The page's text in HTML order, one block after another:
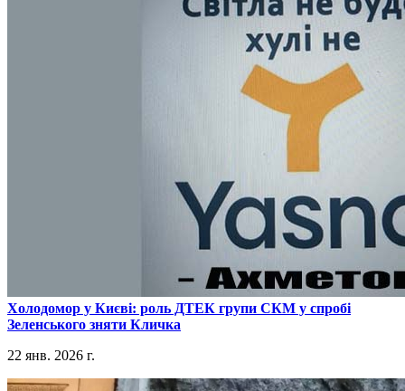
​Холодомор у Києві: роль ДТЕК групи СКМ у спробі
Зеленського зняти Кличка
22 янв. 2026 г.